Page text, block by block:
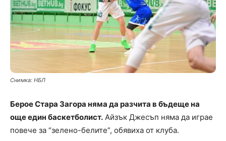
Снимка: НБЛ
Берое Стара Загора няма да разчита в бъдеще на
още един баскетболист. Айзък Джесъп няма да играе
повече за “зелено-белите”, обявиха от клуба.